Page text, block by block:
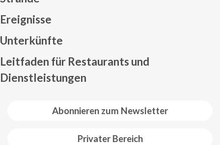
Abonnieren zum Newsletter
Privater Bereich
Ereignisse
Unterkünfte
Leitfaden für Restaurants und
Dienstleistungen